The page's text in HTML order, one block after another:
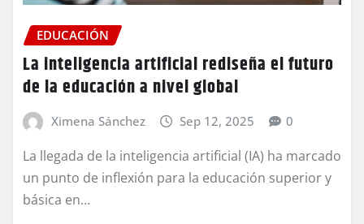
EDUCACIÓN
La inteligencia artificial rediseña el futuro
de la educación a nivel global
Ximena Sánchez Sep 12, 2025 0
La llegada de la inteligencia artificial (IA) ha marcado
un punto de inflexión para la educación superior y
básica en…